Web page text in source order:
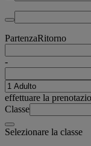
PartenzaRitorno
-
effettuare la
Classe
Selezionare la classe